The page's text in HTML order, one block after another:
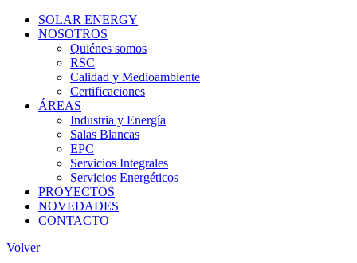
SOLAR ENERGY
NOSOTROS
Quiénes somos
RSC
Calidad y Medioambiente
Certificaciones
ÁREAS
Industria y Energía
Salas Blancas
EPC
Servicios Integrales
Servicios Energéticos
PROYECTOS
NOVEDADES
CONTACTO
Volver